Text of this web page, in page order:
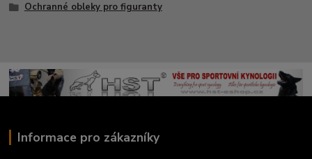
Ochranné obleky pro figuranty
Informace pro zákazníky